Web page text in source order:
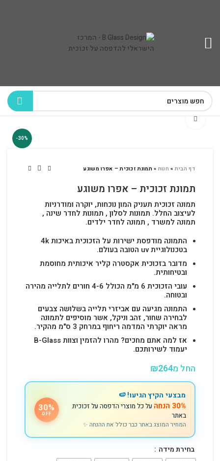
-30%
לחץ להגדלה
דף הבית» חנות»תמונת זכוכית – אפרו משוגע
תמונת זכוכית – אפרו משוגע
תמונה זכוכית תעניק המון נוכחות, יוקרה ומודרניות
לעיצוב החלל. תמונות לסלון , תמונות לחדר שינה ,
תמונה למשרד , תמונה לחדר ילדים.
התמונה מודפסת ישירות על הזכוכית באיכות 4k
בטכנולוגיית uv הטובה בעולם.
מדובר בזכוכית אקסטרה קליר איכותית מחוסמת
ובטיחותית.
עובי הזכוכית 6 מ"מ הכולל 4-6 חורים לתלייה מהירה
ובטוחה.
התמונה מגיעה עם אביזרי תלייה בשלושה צבעים
לבחירה שחור, זהב וניקל, אשר מוסיפים לתמונה
מראה יוקרתי המדמה ריחוף במרחק 3 ס"מ מהקיר.
אז למה אתם מחכים? מהרו להזמין וצוות B-Glass
יעמוד לשירותכם.
החל מ ₪264
מבצעי הקיץ הגיעו! 🍉
30% הנחה
על כל מוצרי הדפסה על זכוכית
באתר
המחיר המוצג באתר כבר כולל את ההנחה ✨
30%
OFF
בחירת מידה